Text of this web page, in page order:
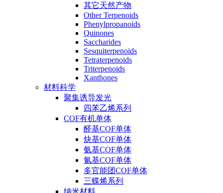
其它天然产物
Other Terpenoids
Phenylpropanoids
Quinones
Saccharides
Sesquiterpenoids
Tetraterpenoids
Triterpenoids
Xanthones
材料科学
聚集诱导发光
四苯乙烯系列
COF有机单体
醛基COF单体
炔基COF单体
氨基COF单体
氰基COF单体
多官能团COF单体
三蝶烯系列